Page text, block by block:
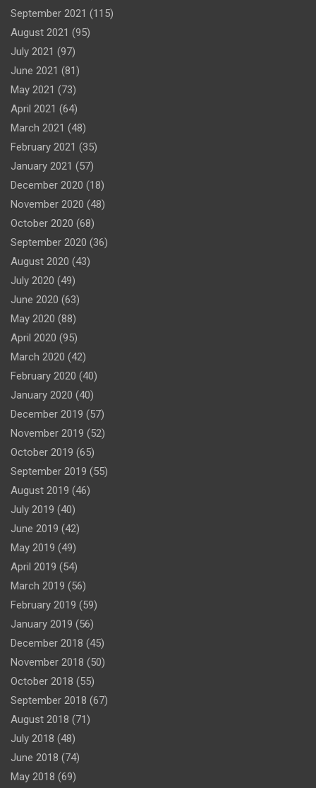
September 2021 (115)
August 2021 (95)
July 2021 (97)
June 2021 (81)
May 2021 (73)
April 2021 (64)
March 2021 (48)
February 2021 (35)
January 2021 (57)
December 2020 (18)
November 2020 (48)
October 2020 (68)
September 2020 (36)
August 2020 (43)
July 2020 (49)
June 2020 (63)
May 2020 (88)
April 2020 (95)
March 2020 (42)
February 2020 (40)
January 2020 (40)
December 2019 (57)
November 2019 (52)
October 2019 (65)
September 2019 (55)
August 2019 (46)
July 2019 (40)
June 2019 (42)
May 2019 (49)
April 2019 (54)
March 2019 (56)
February 2019 (59)
January 2019 (56)
December 2018 (45)
November 2018 (50)
October 2018 (55)
September 2018 (67)
August 2018 (71)
July 2018 (48)
June 2018 (74)
May 2018 (69)